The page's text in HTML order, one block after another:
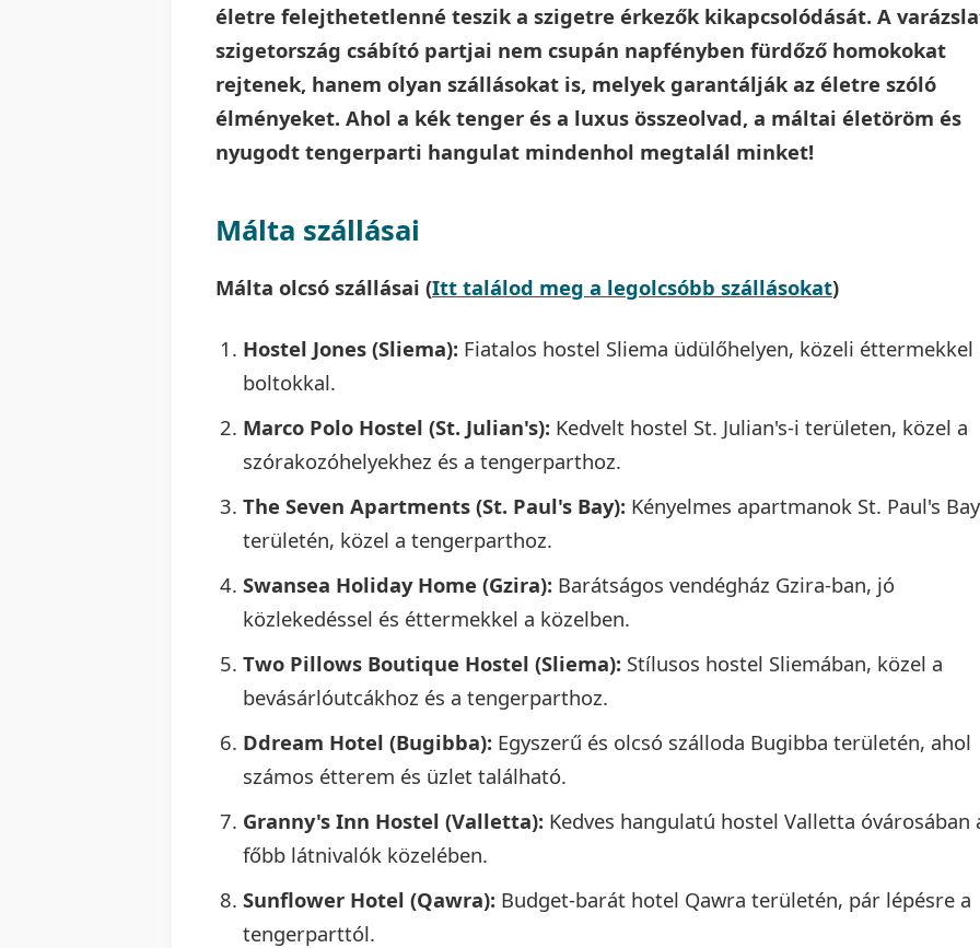
életre felejthetetlenné teszik a szigetre érkezők kikapcsolódását. A
szigetország csábító partjai nem csupán napfényben fürdőző homokokat
rejtenek, hanem olyan szállásokat is, melyek garantálják az életre szóló
élményeket. Ahol a kék tenger és a luxus összeolvad, a máltai életöröm és
nyugodt tengerparti hangulat mindenhol megtalál minket!
Málta szállásai
Málta olcsó szállásai (Itt találod meg a legolcsóbb szállásokat)
Hostel Jones (Sliema): Fiatalos hostel Sliema üdülőhelyen, közeli éttermekkel
boltokkal.
Marco Polo Hostel (St. Julian's): Kedvelt hostel St. Julian's-i területen, közel a
szórakozóhelyekhez és a tengerparthoz.
The Seven Apartments (St. Paul's Bay): Kényelmes apartmanok St. Paul's Bay
területén, közel a tengerparthoz.
Swansea Holiday Home (Gzira): Barátságos vendégház Gzira-ban, jó
közlekedéssel és éttermekkel a közelben.
Two Pillows Boutique Hostel (Sliema): Stílusos hostel Sliemában, közel a
bevásárlóutcákhoz és a tengerparthoz.
Ddream Hotel (Bugibba): Egyszerű és olcsó szálloda Bugibba területén, ahol
számos étterem és üzlet található.
Granny's Inn Hostel (Valletta): Kedves hangulatú hostel Valletta óvárosában
főbb látnivalók közelében.
Sunflower Hotel (Qawra): Budget-barát hotel Qawra területén, pár lépésre a
tengerparttól.